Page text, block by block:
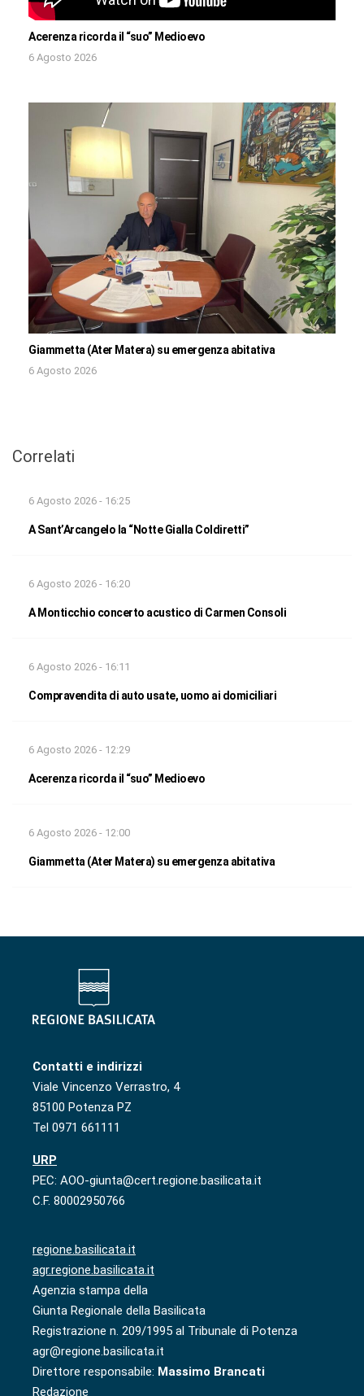
Acerenza ricorda il “suo” Medioevo
6 Agosto 2026
Giammetta (Ater Matera) su emergenza abitativa
6 Agosto 2026
Correlati
6 Agosto 2026 - 16:25
A Sant’Arcangelo la “Notte Gialla Coldiretti”
6 Agosto 2026 - 16:20
A Monticchio concerto acustico di Carmen Consoli
6 Agosto 2026 - 16:11
Compravendita di auto usate, uomo ai domiciliari
6 Agosto 2026 - 12:29
Acerenza ricorda il “suo” Medioevo
6 Agosto 2026 - 12:00
Giammetta (Ater Matera) su emergenza abitativa
Contatti e indirizzi
Viale Vincenzo Verrastro, 4
85100 Potenza PZ
Tel 0971 661111
URP
PEC: AOO-giunta@cert.regione.basilicata.it
C.F. 80002950766
regione.basilicata.it
agr.regione.basilicata.it
Agenzia stampa della
Giunta Regionale della Basilicata
Registrazione n. 209/1995 al Tribunale di Potenza
agr@regione.basilicata.it
Direttore responsabile: Massimo Brancati
Redazione